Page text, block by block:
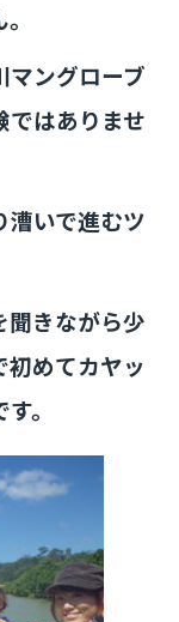
マングローブ
ではありませ
漕いで進むツ
聞きながら少
初めてカヤッ
。